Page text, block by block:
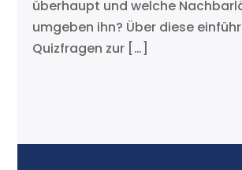
überhaupt und welche
umgeben ihn? Über diese
Quizfragen zur […]